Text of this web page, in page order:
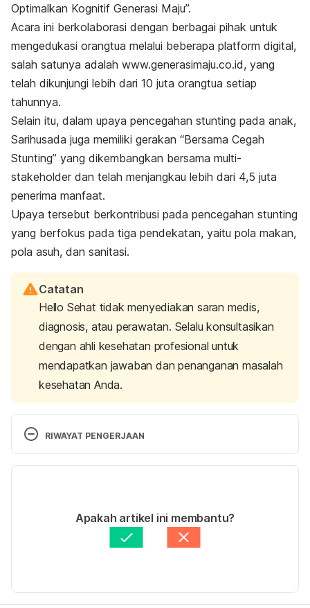
Optimalkan Kognitif Generasi Maju”.
Acara ini berkolaborasi dengan berbagai pihak untuk
mengedukasi orangtua melalui beberapa platform digital,
salah satunya adalah www.generasimaju.co.id, yang
telah dikunjungi lebih dari 10 juta orangtua setiap
tahunnya.
Selain itu, dalam upaya pencegahan stunting pada anak,
Sarihusada juga memiliki gerakan “Bersama Cegah
Stunting” yang dikembangkan bersama multi-
stakeholder dan telah menjangkau lebih dari 4,5 juta
penerima manfaat.
Upaya tersebut berkontribusi pada pencegahan stunting
yang berfokus pada tiga pendekatan, yaitu pola makan,
pola asuh, dan sanitasi.
Catatan
Hello Sehat tidak menyediakan saran medis,
diagnosis, atau perawatan. Selalu konsultasikan
dengan ahli kesehatan profesional untuk
mendapatkan jawaban dan penanganan masalah
kesehatan Anda.
RIWAYAT PENGERJAAN
Ditulis oleh Putri Ica Widia Sari
Fakta medis diperiksa oleh
Hello Sehat Medical
Apakah artikel ini membantu?